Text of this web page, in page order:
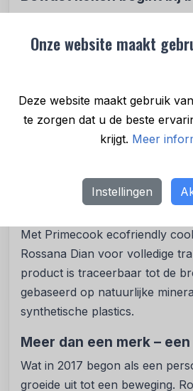
Onze website maakt
Deze website maakt gebruik
te zorgen dat u de beste
krijgt. Meer
Instellingen
Kijk kritisch naar labels:
coatings.
Kies voor merken die hun
herkomst en certificering
samenstelling van het
de snijplanken die je
Met Primecook ecofriendly
Rossana Dian voor volledige
product is traceerbaar tot de
gebaseerd op natuurlijke
synthetische plastics.
Meer dan een merk –
Wat in 2017 begon als een
groeide uit tot een beweging.